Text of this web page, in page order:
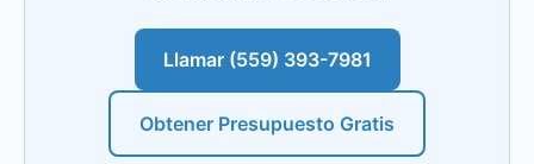
Llamar (559) 393-7981
Obtener Presupuesto Gratis